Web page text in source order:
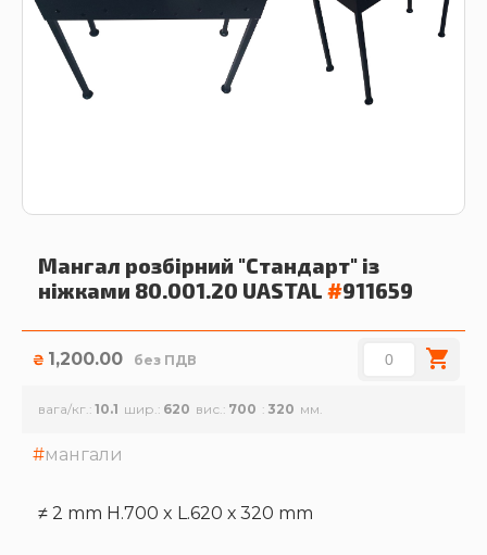
Мангал розбірний "Стандарт" із
ніжками 80.001.20 UASTAL #911659
₴ 1,200.00 без ПДВ
вага/кг. 10.1 шир. 620 вис. 700 320
мангали
≠ 2 mm H.700 x L.620 х 320 mm